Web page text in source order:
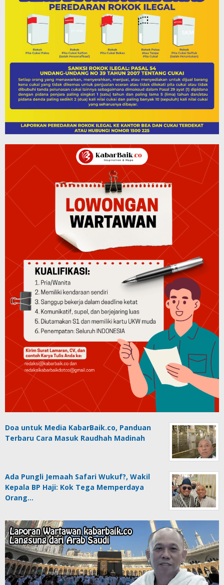
Doa untuk Media KabarBaik.co, Panduan
Terbaru Cara Masuk Raudhah Madinah
Ada Pungli Jemaah Safari Wukuf?, Wakil
Kepala BP Haji: Kok Tega Memperdaya
Orang…